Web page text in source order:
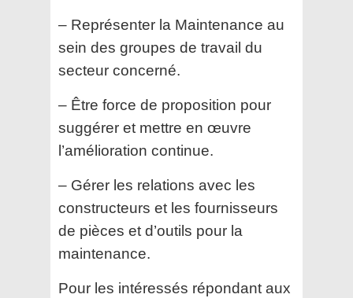
– Représenter la Maintenance au
sein des groupes de travail du
secteur concerné.
– Être force de proposition pour
suggérer et mettre en œuvre
l’amélioration continue.
– Gérer les relations avec les
constructeurs et les fournisseurs
de pièces et d’outils pour la
maintenance.
Pour les intéressés répondant aux